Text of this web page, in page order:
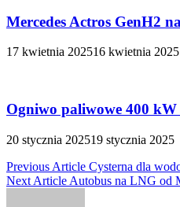
Mercedes Actros GenH2
17 kwietnia 202516 kwietnia 2025
Ogniwo paliwowe 400 kW
20 stycznia 202519 stycznia 2025
Nawigacja
wpisu
Previous Article Cysterna dla
Next Article Autobus na LNG od